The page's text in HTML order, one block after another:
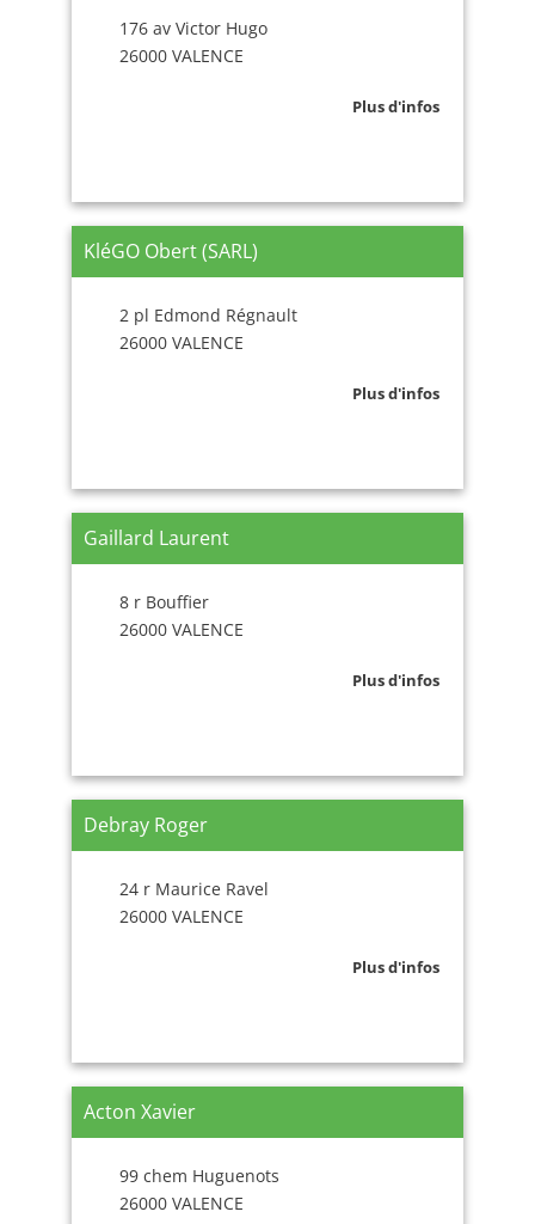
176 av Victor Hugo
26000 VALENCE
Plus d'infos
KléGO Obert (SARL)
2 pl Edmond Régnault
26000 VALENCE
Plus d'infos
Gaillard Laurent
8 r Bouffier
26000 VALENCE
Plus d'infos
Debray Roger
24 r Maurice Ravel
26000 VALENCE
Plus d'infos
Acton Xavier
99 chem Huguenots
26000 VALENCE